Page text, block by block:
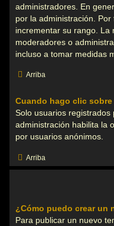
administradores. En
por la administración.
incrementar su rango. La
moderadores o
incluso a tomar medidas
Arriba
Cuando hago clic sobre
Solo usuarios
administración habilita la
por usuarios anónimos.
Arriba
¿Cómo puedo crear un
Para publicar un nuevo